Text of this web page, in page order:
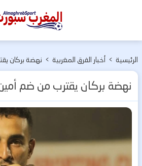
المغرب
الرئيسية > أخبار الفرق المغربية > نهضة بركان
نهضة بركان يقترب من ضم